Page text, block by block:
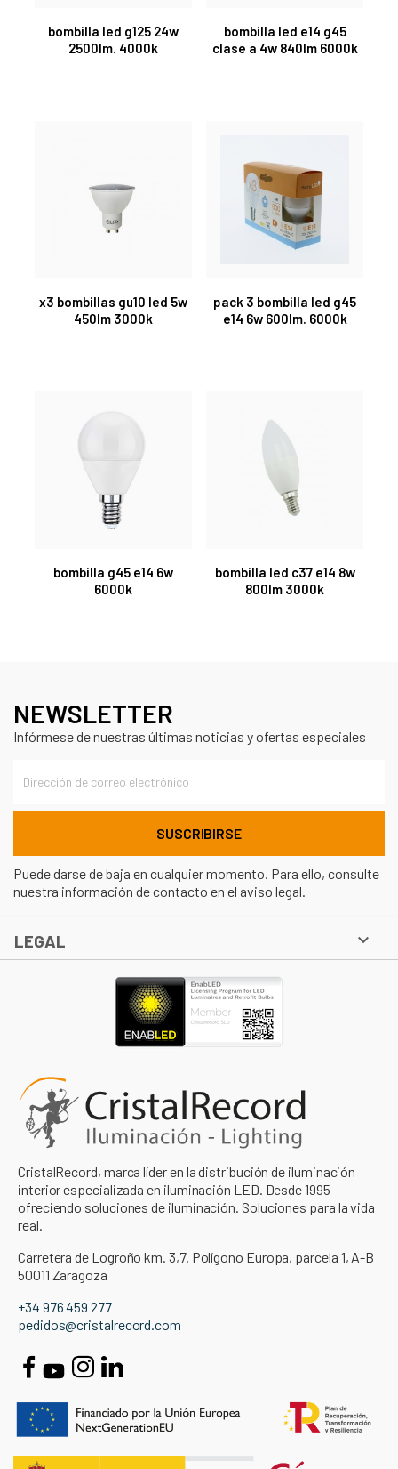
bombilla led g125 24w
2500lm. 4000k
bombilla led e14 g45
clase a 4w 840lm 6000k
x3 bombillas gu10 led 5w
450lm 3000k
pack 3 bombilla led g45
e14 6w 600lm. 6000k
bombilla g45 e14 6w
6000k
bombilla led c37 e14 8w
800lm 3000k
NEWSLETTER
Infórmese de nuestras últimas noticias y ofertas especiales
Puede darse de baja en cualquier momento. Para ello, consulte
nuestra información de contacto en el aviso legal.
LEGAL 
CristalRecord, marca líder en la distribución de iluminación
interior especializada en iluminación LED. Desde 1995
ofreciendo soluciones de iluminación. Soluciones para la vida
real.
Carretera de Logroño km. 3,7. Polígono Europa, parcela 1, A-B
50011 Zaragoza
+34 976 459 277
pedidos@cristalrecord.com